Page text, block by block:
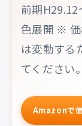
前期
色展開 ※ 価
は変動する
てください。
Amazonで